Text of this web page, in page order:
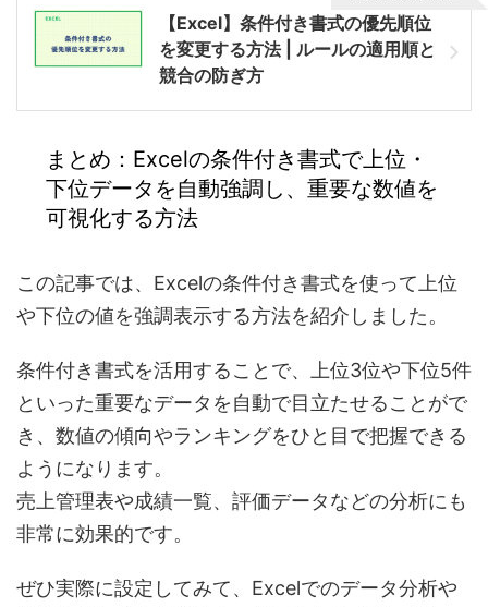
【Excel】条件付き書式の優先順位
を変更する方法 | ルールの適用順と
競合の防ぎ方
まとめ：Excelの条件付き書式で上位・
下位データを自動強調し、重要な数値を
可視化する方法
この記事では、Excelの条件付き書式を使って上位
や下位の値を強調表示する方法を紹介しました。
条件付き書式を活用することで、上位3位や下位5件
といった重要なデータを自動で目立たせることがで
き、数値の傾向やランキングをひと目で把握できる
ようになります。
売上管理表や成績一覧、評価データなどの分析にも
非常に効果的です。
ぜひ実際に設定してみて、Excelでのデータ分析や